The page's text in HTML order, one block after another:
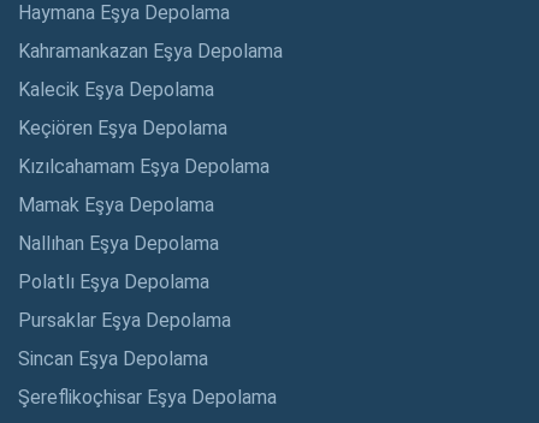
Haymana Eşya Depolama
Kahramankazan Eşya Depolama
Kalecik Eşya Depolama
Keçiören Eşya Depolama
Kızılcahamam Eşya Depolama
Mamak Eşya Depolama
Nallıhan Eşya Depolama
Polatlı Eşya Depolama
Pursaklar Eşya Depolama
Sincan Eşya Depolama
Şereflikoçhisar Eşya Depolama